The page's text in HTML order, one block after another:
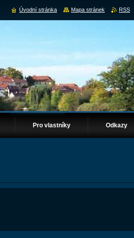
Pro vlastníky Odkazy
Úvodní stránka Mapa stránek RSS